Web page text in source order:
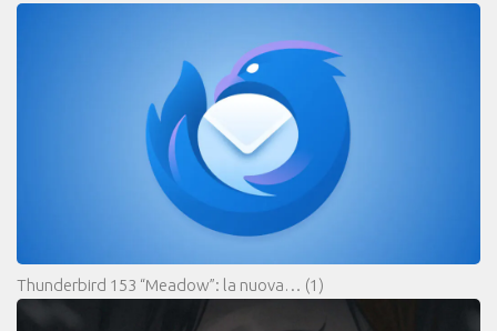
Thunderbird 153 “Meadow”: la nuova… (1)